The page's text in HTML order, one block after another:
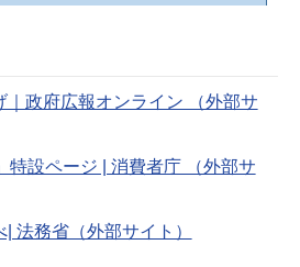
｜政府広報オンライン （外部サ
特設ページ | 消費者庁 （外部サ
法務省（外部サイト）